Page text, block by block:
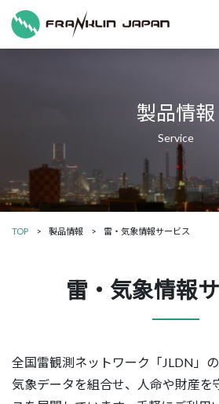
製品情報
TOP 製品情報 雷・気象情報サービス
雷・気象情報
全国雷観測ネットワーク「JLDN」
気象データを組合せ、人命や財産を